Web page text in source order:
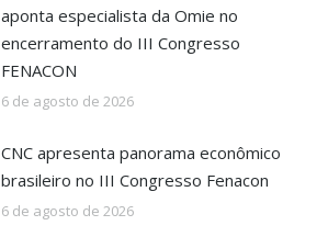
aponta especialista da Omie no
encerramento do III Congresso
FENACON
6 de agosto de 2026
CNC apresenta panorama econômico
brasileiro no III Congresso Fenacon
6 de agosto de 2026